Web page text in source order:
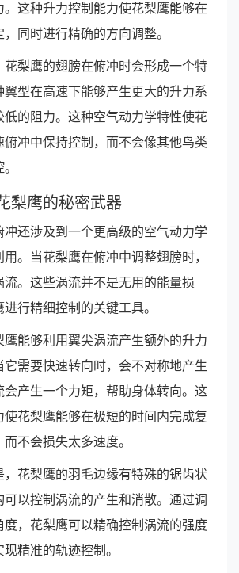
。这种升力控制能力使花梨鹰能够在
同时进行精确的方向调整。
花梨鹰的翅膀在俯冲时会形成一个特
型在高速下能够产生更大的升力系
低的阻力。这种空气动力学特性使花
冲中保持控制，而不会像其他鸟类
梨鹰的秘密武器
冲还涉及到一个更高级的空气动力学
。当花梨鹰在俯冲中调整翅膀时，
流。这些涡流并不是无用的能量损
行精细控制的关键工具。
能够利用翼尖涡流产生额外的升力
需要快速转向时，会不对称地产生
会产生一个力矩，帮助身体转向。这
花梨鹰能够在极短的时间内完成复
不会损失太多速度。
，花梨鹰的羽毛边缘有特殊的锯齿状
以控制涡流的产生和消散。通过调
度，花梨鹰可以精确控制涡流的强度
精准的轨迹控制。